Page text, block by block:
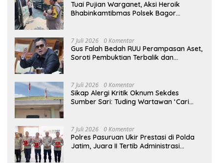
Tuai Pujian Warganet, Aksi Heroik
Bhabinkamtibmas Polsek Bagor
7 Juli 2026 0 Komentar
Gus Falah Bedah RUU Perampasan Aset,
Soroti Pembuktian Terbalik dan
7 Juli 2026 0 Komentar
Sikap Alergi Kritik Oknum Sekdes
Sumber Sari: Tuding Wartawan ‘Cari
CETAR yang Diduga Mandek
7 Juli 2026 0 Komentar
Polres Pasuruan Ukir Prestasi di Polda
Jatim, Juara II Tertib Administrasi